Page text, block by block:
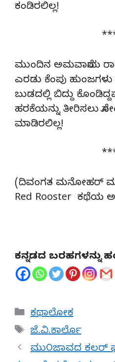
ಕಂಡಿರಲಿಲ್ಲ!
ಮುಂದಿನ ಅಮವಾಸೆಯ
ಎರಡು ಕೆಂಪು
ಬುಡದಲ್ಲಿ ಬಿದ್ದು
ಹರಕೆಯನ್ನು ತೀರಿಸಲು
ಮಾಡಿರಲಿಲ್ಲ!
(ದಿವಂಗತ ಮನೋಹರ್
Red Rooster ಕಥೆಯ
ಕನ್ನಡದ ಬರಹಗಳನ್ನು
Categories
ಕಥಾಲೋಕ
Tags
ಜೆ.ವಿ.ಕಾರ್ಲೊ
ಮು೦ಜಾವದ ಕಲರ್